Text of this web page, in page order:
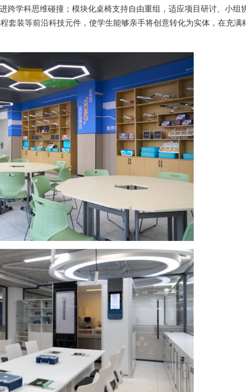
跨学科思维碰撞；模块化桌椅支持自由重组，适应项目研讨、小组
套装等前沿科技元件，使学生能够亲手将创意转化为实体，在充满